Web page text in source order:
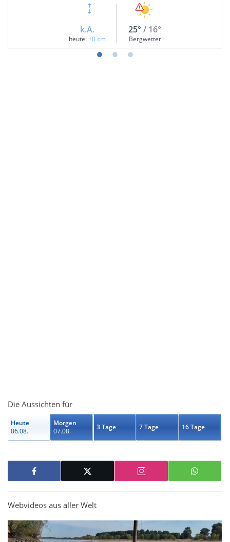
k.A.
heute:+0 cm
25° / 16°
Bergwetter
Die Aussichten für
Heute
06.08.
Morgen
07.08.
3 Tage 7 Tage 16 Tage
Webvideos aus aller Welt